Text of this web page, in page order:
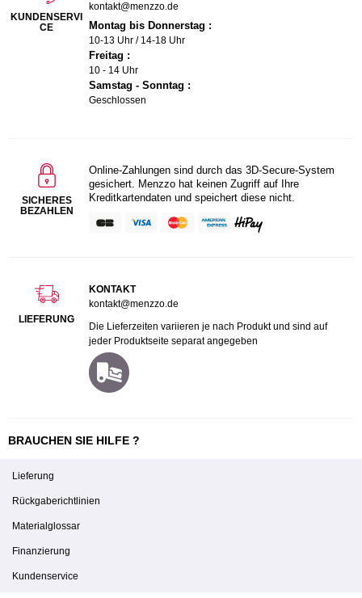
KUNDENSERVI
CE
kontakt@menzzo.de
Montag bis Donnerstag :
10-13 Uhr / 14-18 Uhr
Freitag :
10 - 14 Uhr
Samstag - Sonntag :
Geschlossen
SICHERES
BEZAHLEN
Online-Zahlungen sind durch das 3D-Secure-System
gesichert. Menzzo hat keinen Zugriff auf Ihre
Kreditkartendaten und speichert diese nicht.
LIEFERUNG
KONTAKT
kontakt@menzzo.de
Die Lieferzeiten variieren je nach Produkt und sind auf
jeder Produktseite separat angegeben
BRAUCHEN SIE HILFE ?
Lieferung
Rückgaberichtlinien
Materialglossar
Finanzierung
Kundenservice